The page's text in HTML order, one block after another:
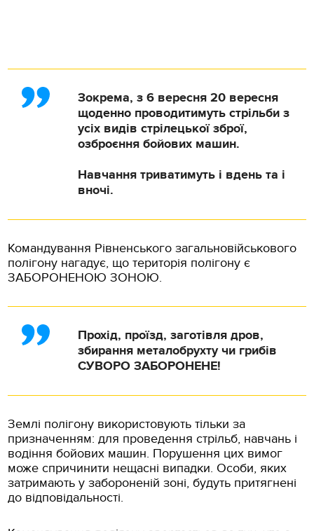
Зокрема, з 6 вересня 20 вересня
щоденно проводитимуть стрільби з
усіх видів стрілецької зброї,
озброєння бойових машин.
Навчання триватимуть і вдень та і
вночі.
Командування Рівненського загальновійськового
полігону нагадує, що територія полігону є
ЗАБОРОНЕНОЮ ЗОНОЮ.
Прохід, проїзд, заготівля дров,
збирання металобрухту чи грибів
СУВОРО ЗАБОРОНЕНЕ!
Землі полігону використовують тільки за
призначенням: для проведення стрільб, навчань і
водіння бойових машин. Порушення цих вимог
може спричинити нещасні випадки. Особи, яких
затримають у забороненій зоні, будуть притягнені
до відповідальності.